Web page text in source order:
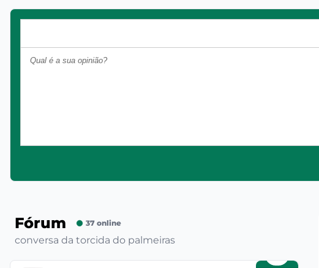
Fórum 37 online
conversa da torcida do palmeiras